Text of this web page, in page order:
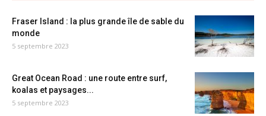
Fraser Island : la plus grande île de sable du
monde
5 septembre 2023
Great Ocean Road : une route entre surf,
koalas et paysages...
5 septembre 2023